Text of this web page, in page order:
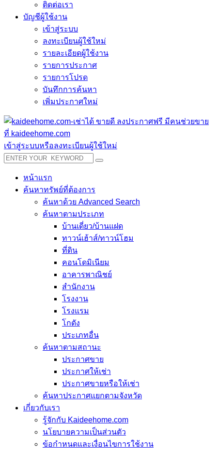
ติดต่อเรา
บัญชีผู้ใช้งาน
เข้าสู่ระบบ
ลงทะเบียนผู้ใช้ใหม่
รายละเอียดผู้ใช้งาน
รายการประกาศ
รายการโปรด
บันทึกการค้นหา
เพิ่มประกาศใหม่
เข้าสู่ระบบหรือลงทะเบียนผู้ใช้ใหม่
หน้าแรก
ค้นหาทรัพย์ที่ต้องการ
ค้นหาด้วย Advanced Search
ค้นหาตามประเภท
บ้านเดี่ยว/บ้านแฝด
ทาวน์เฮ้าส์/ทาวน์โฮม
ที่ดิน
คอนโดมิเนียม
อาคารพาณิชย์
สำนักงาน
โรงงาน
โรงแรม
โกดัง
ประเภทอื่น
ค้นหาตามสถานะ
ประกาศขาย
ประกาศให้เช่า
ประกาศขายหรือให้เช่า
ค้นหาประกาศแยกตามจังหวัด
เกี่ยวกับเรา
รู้จักกับ Kaideehome.com
นโยบายความเป็นส่วนตัว
ข้อกำหนดและเงื่อนไขการใช้งาน